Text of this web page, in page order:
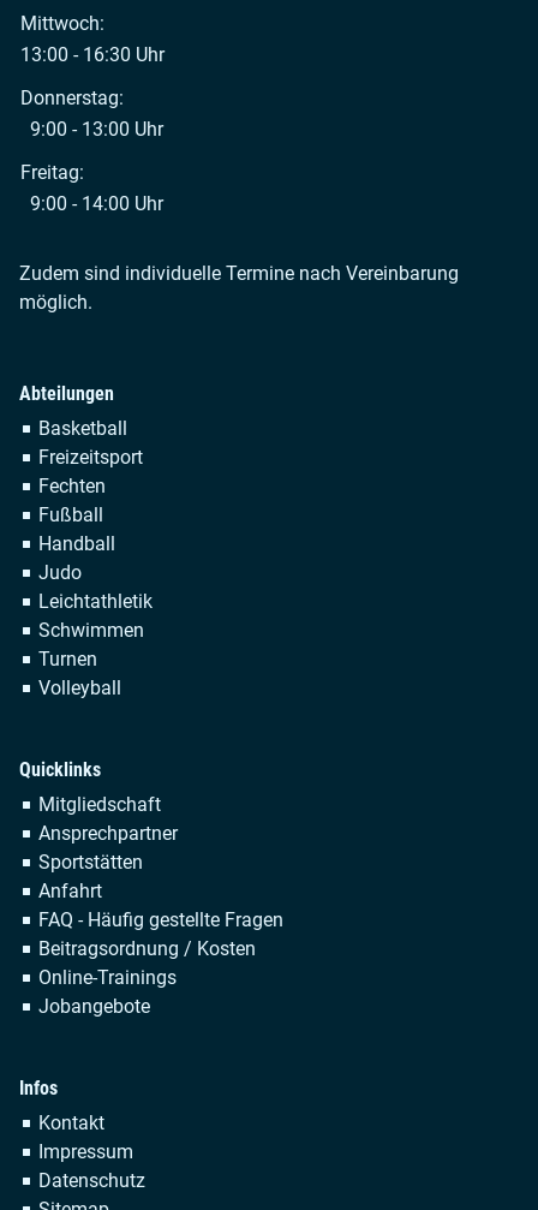
Mittwoch:
13:00 - 16:30 Uhr
Donnerstag:
9:00 - 13:00 Uhr
Freitag:
9:00 - 14:00 Uhr
Zudem sind individuelle Termine nach Vereinbarung
möglich.
Abteilungen
Navigation
überspringen
Basketball
Freizeitsport
Fechten
Fußball
Handball
Judo
Leichtathletik
Schwimmen
Turnen
Volleyball
Quicklinks
Navigation
überspringen
Mitgliedschaft
Ansprechpartner
Sportstätten
Anfahrt
FAQ - Häufig gestellte Fragen
Beitragsordnung / Kosten
Online-Trainings
Jobangebote
Infos
Navigation
überspringen
Kontakt
Impressum
Datenschutz